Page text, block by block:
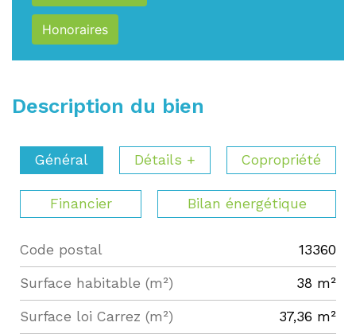
Honoraires
Description du bien
Général Détails + Copropriété
Financier Bilan énergétique
Label Value
Code postal 13360
Surface habitable (m²) 38 m²
Surface loi Carrez (m²) 37,36 m²